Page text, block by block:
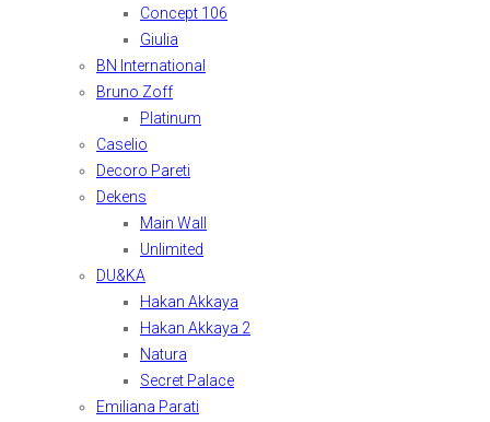
Concept 106
Giulia
BN International
Bruno Zoff
Platinum
Caselio
Decoro Pareti
Dekens
Main Wall
Unlimited
DU&KA
Hakan Akkaya
Hakan Akkaya 2
Natura
Secret Palace
Emiliana Parati